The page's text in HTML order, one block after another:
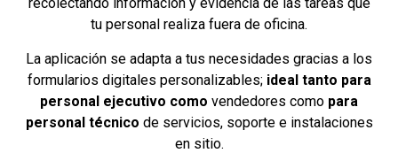
recolectando información y evidencia de las tareas que
tu personal realiza fuera de oficina.
La aplicación se adapta a tus necesidades gracias a los
formularios digitales personalizables; ideal tanto para
personal ejecutivo como vendedores como para
personal técnico de servicios, soporte e instalaciones
en sitio.